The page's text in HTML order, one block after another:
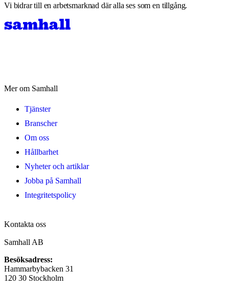
Vi bidrar till en arbetsmarknad där alla ses som en tillgång.
Mer om Samhall
Tjänster
Branscher
Om oss
Hållbarhet
Nyheter och artiklar
Jobba på Samhall
Integritetspolicy
Kontakta oss
Samhall AB
Besöksadress:
Hammarbybacken 31
120 30 Stockholm